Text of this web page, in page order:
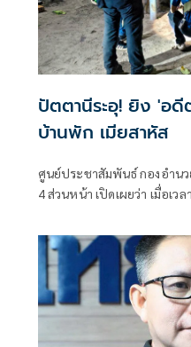
ปัตตานีระอุ! ยิง 'อ
บ้านพัก เมียสาหัส
ศูนย์ประชาสัมพันธ์ กองอำน
4 ส่วนหน้า เปิดเผยว่า เมื่อเว
อาแว อดีตผู้ช่วยผู้ใหญ่บ้านห